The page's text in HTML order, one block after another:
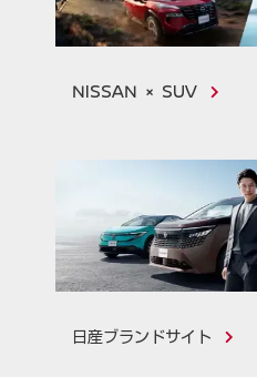
NISSAN × SUV
日産ブランドサイト